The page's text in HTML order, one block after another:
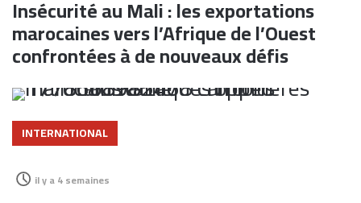
Insécurité au Mali : les exportations
marocaines vers l’Afrique de l’Ouest
confrontées à de nouveaux défis
INTERNATIONAL
il y a 4 semaines